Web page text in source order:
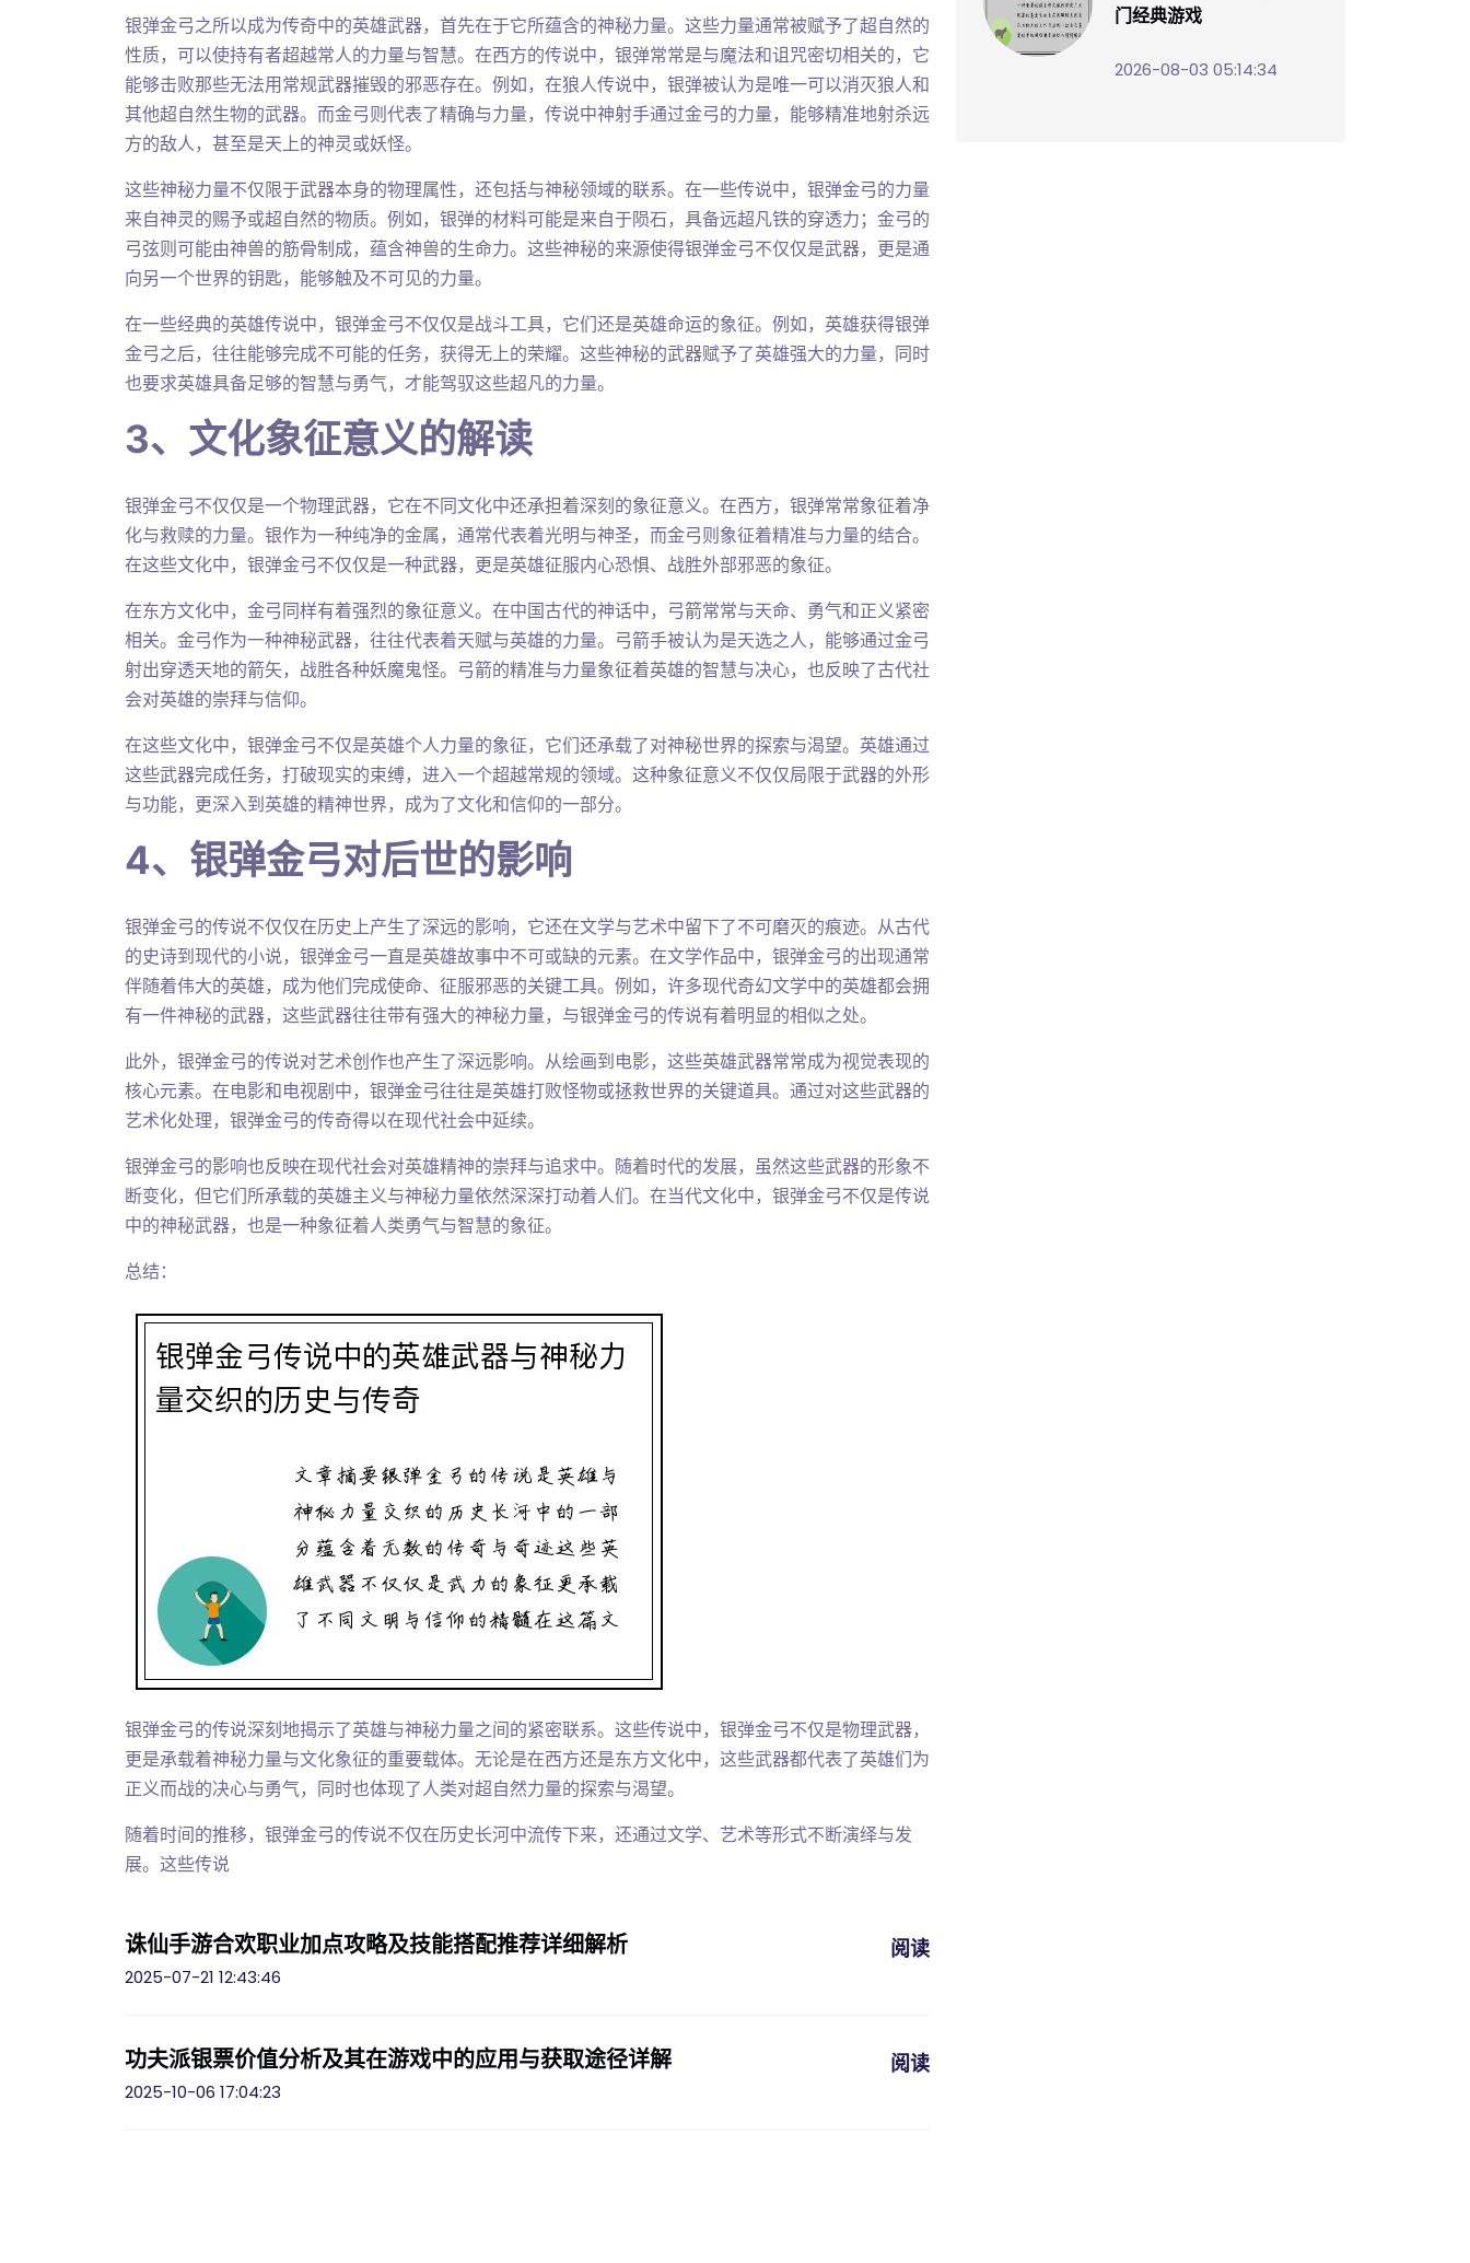
银弹金弓之所以成为传奇中的英雄武器，首先在于它所蕴含的神秘力量。这些力量通常被赋予了超自然的
性质，可以使持有者超越常人的力量与智慧。在西方的传说中，银弹常常是与魔法和诅咒密切相关的，它
能够击败那些无法用常规武器摧毁的邪恶存在。例如，在狼人传说中，银弹被认为是唯一可以消灭狼人和
其他超自然生物的武器。而金弓则代表了精确与力量，传说中神射手通过金弓的力量，能够精准地射杀远
方的敌人，甚至是天上的神灵或妖怪。
这些神秘力量不仅限于武器本身的物理属性，还包括与神秘领域的联系。在一些传说中，银弹金弓的力量
来自神灵的赐予或超自然的物质。例如，银弹的材料可能是来自于陨石，具备远超凡铁的穿透力；金弓的
弓弦则可能由神兽的筋骨制成，蕴含神兽的生命力。这些神秘的来源使得银弹金弓不仅仅是武器，更是通
向另一个世界的钥匙，能够触及不可见的力量。
在一些经典的英雄传说中，银弹金弓不仅仅是战斗工具，它们还是英雄命运的象征。例如，英雄获得银弹
金弓之后，往往能够完成不可能的任务，获得无上的荣耀。这些神秘的武器赋予了英雄强大的力量，同时
也要求英雄具备足够的智慧与勇气，才能驾驭这些超凡的力量。
3、文化象征意义的解读
银弹金弓不仅仅是一个物理武器，它在不同文化中还承担着深刻的象征意义。在西方，银弹常常象征着净
化与救赎的力量。银作为一种纯净的金属，通常代表着光明与神圣，而金弓则象征着精准与力量的结合。
在这些文化中，银弹金弓不仅仅是一种武器，更是英雄征服内心恐惧、战胜外部邪恶的象征。
在东方文化中，金弓同样有着强烈的象征意义。在中国古代的神话中，弓箭常常与天命、勇气和正义紧密
相关。金弓作为一种神秘武器，往往代表着天赋与英雄的力量。弓箭手被认为是天选之人，能够通过金弓
射出穿透天地的箭矢，战胜各种妖魔鬼怪。弓箭的精准与力量象征着英雄的智慧与决心，也反映了古代社
会对英雄的崇拜与信仰。
在这些文化中，银弹金弓不仅是英雄个人力量的象征，它们还承载了对神秘世界的探索与渴望。英雄通过
这些武器完成任务，打破现实的束缚，进入一个超越常规的领域。这种象征意义不仅仅局限于武器的外形
与功能，更深入到英雄的精神世界，成为了文化和信仰的一部分。
4、银弹金弓对后世的影响
银弹金弓的传说不仅仅在历史上产生了深远的影响，它还在文学与艺术中留下了不可磨灭的痕迹。从古代
的史诗到现代的小说，银弹金弓一直是英雄故事中不可或缺的元素。在文学作品中，银弹金弓的出现通常
伴随着伟大的英雄，成为他们完成使命、征服邪恶的关键工具。例如，许多现代奇幻文学中的英雄都会拥
有一件神秘的武器，这些武器往往带有强大的神秘力量，与银弹金弓的传说有着明显的相似之处。
此外，银弹金弓的传说对艺术创作也产生了深远影响。从绘画到电影，这些英雄武器常常成为视觉表现的
核心元素。在电影和电视剧中，银弹金弓往往是英雄打败怪物或拯救世界的关键道具。通过对这些武器的
艺术化处理，银弹金弓的传奇得以在现代社会中延续。
银弹金弓的影响也反映在现代社会对英雄精神的崇拜与追求中。随着时代的发展，虽然这些武器的形象不
断变化，但它们所承载的英雄主义与神秘力量依然深深打动着人们。在当代文化中，银弹金弓不仅是传说
中的神秘武器，也是一种象征着人类勇气与智慧的象征。
总结：
银弹金弓的传说深刻地揭示了英雄与神秘力量之间的紧密联系。这些传说中，银弹金弓不仅是物理武器，
更是承载着神秘力量与文化象征的重要载体。无论是在西方还是东方文化中，这些武器都代表了英雄们为
正义而战的决心与勇气，同时也体现了人类对超自然力量的探索与渴望。
随着时间的推移，银弹金弓的传说不仅在历史长河中流传下来，还通过文学、艺术等形式不断演绎与发
展。这些传说
诛仙手游合欢职业加点攻略及技能搭配推荐详细解析
2025-07-21 12:43:46
阅读
功夫派银票价值分析及其在游戏中的应用与获取途径详解
2025-10-06 17:04:23
阅读
门经典游戏
2026-08-03 05:14:34